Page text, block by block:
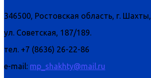
346500, Ростовская область, г. Шахты,
ул. Советская, 187/189.
тел. +7 (8636) 26-22-86
e-mail: mp_shakhty@mail.ru